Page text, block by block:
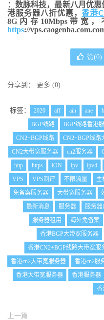
：数脉科技，最新八月优
港服务器八折优惠，香港
8G内存10Mbps带宽
https://
赞(0)
分享到： 更多 (0)
标签： 2020 aff ain ane
BGP线路
BGP线路香港
CN2+BGP线路
CN2+BGP线路
CN2大带宽服务器
cn2服务器
http
https iON ipv ipv4
VPS
VPS测评 不限流量 主
免备案服务器
大带宽服务器
最新消息
服务器 服务器
服务器租用
海外免备案
香港BGP大带宽服务器
香港CN2+BGP线路大带宽服
香港cn2大带宽服务器
香港cn2服
香港大带宽服务器
香港服务器
香
上一篇